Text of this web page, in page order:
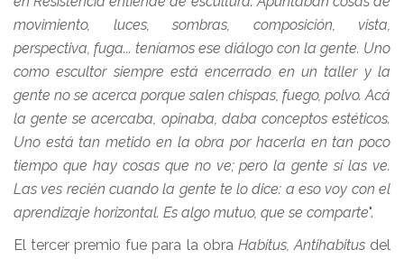
movimiento, luces, sombras, composición, vista,
perspectiva, fuga... teníamos ese diálogo con la gente. Uno
como escultor siempre está encerrado en un taller y la
gente no se acerca porque salen chispas, fuego, polvo. Acá
la gente se acercaba, opinaba, daba conceptos estéticos.
Uno está tan metido en la obra por hacerla en tan poco
tiempo que hay cosas que no ve; pero la gente sí las ve.
Las ves recién cuando la gente te lo dice: a eso voy con el
aprendizaje horizontal. Es algo mutuo, que se comparte".
El tercer premio fue para la obra Habitus, Antihabitusdel